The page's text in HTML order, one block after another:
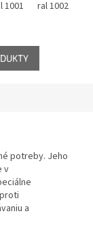
1001 ral 1002
potreby. Jeho
v
a